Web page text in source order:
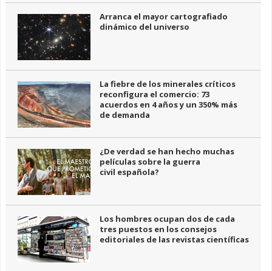
Arranca el mayor cartografiado
dinámico del universo
La fiebre de los minerales críticos
reconfigura el comercio: 73
acuerdos en 4 años y un 350% más
de demanda
¿De verdad se han hecho muchas
películas sobre la guerra
civil española?
Los hombres ocupan dos de cada
tres puestos en los consejos
editoriales de las revistas científicas